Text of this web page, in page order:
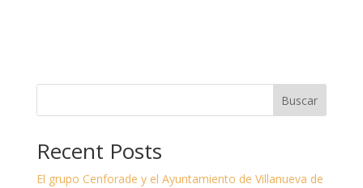
Buscar
Recent Posts
El grupo Cenforade y el Ayuntamiento de Villanueva de